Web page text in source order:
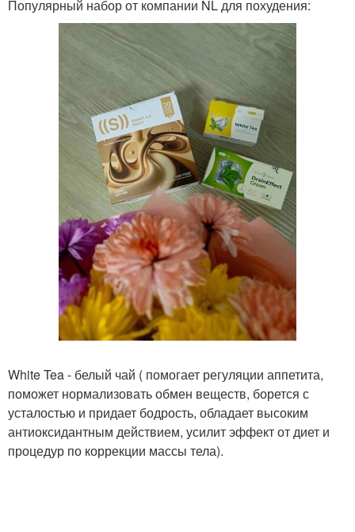
Популярный набор от компании NL для похудения:
White Tea - белый чай ( помогает регуляции аппетита,
поможет нормализовать обмен веществ, борется с
усталостью и придает бодрость, обладает высоким
антиоксидантным действием, усилит эффект от диет и
процедур по коррекции массы тела).